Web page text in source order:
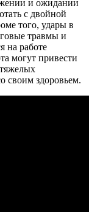
и ожидании
с двойной
того, удары в
травмы и
на работе
могут привести
своим здоровьем.